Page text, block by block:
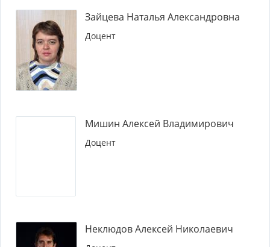
Зайцева Наталья Александровна
Доцент
Мишин Алексей Владимирович
Доцент
Неклюдов Алексей Николаевич